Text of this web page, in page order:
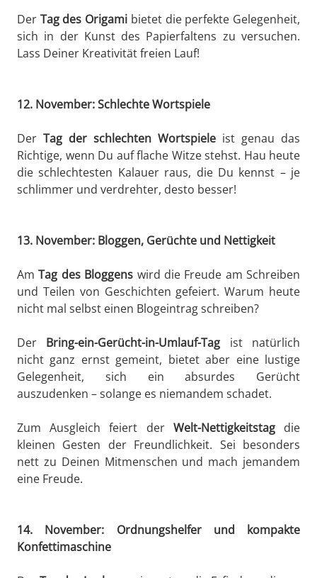
Der Tag des Origami bietet die perfekte Gelegenheit,
sich in der Kunst des Papierfaltens zu versuchen.
Lass Deiner Kreativität freien Lauf!
12. November: Schlechte Wortspiele
Der Tag der schlechten Wortspiele ist genau das
Richtige, wenn Du auf flache Witze stehst. Hau heute
die schlechtesten Kalauer raus, die Du kennst – je
schlimmer und verdrehter, desto besser!
13. November: Bloggen, Gerüchte und Nettigkeit
AmTag des Bloggens wird die Freude am Schreiben
und Teilen von Geschichten gefeiert. Warum heute
nicht mal selbst einen Blogeintrag schreiben?
Der Bring-ein-Gerücht-in-Umlauf-Tag ist natürlich
nicht ganz ernst gemeint, bietet aber eine lustige
Gelegenheit, sich ein absurdes Gerücht
auszudenken – solange es niemandem schadet.
Zum Ausgleich feiert der Welt-Nettigkeitstagdie
kleinen Gesten der Freundlichkeit. Sei besonders
nett zu Deinen Mitmenschen und mach jemandem
eine Freude.
14. November: Ordnungshelfer und kompakte
Konfettimaschine